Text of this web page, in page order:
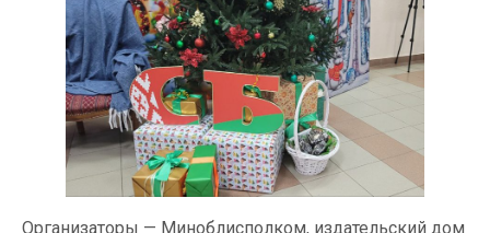
Организаторы — Миноблисполком, издательский дом